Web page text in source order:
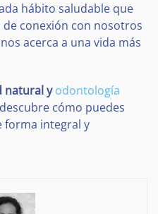
hábito saludable que
conexión con nosotros
acerca a una vida más
natural yodontología
cómo puedes
integral y